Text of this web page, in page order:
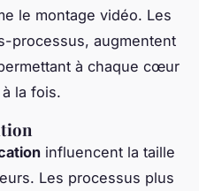
le montage vidéo. Les
processus, augmentent
à chaque cœur
la fois.
influencent la taille
Les processus plus